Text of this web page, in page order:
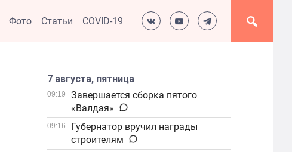
Фото Статьи COVID-19
7 августа, пятница
09:19
Завершается сборка пятого
«Валдая»
09:16
Губернатор вручил награды
строителям